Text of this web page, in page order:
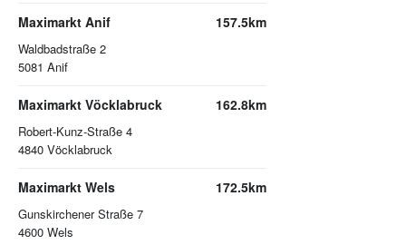
Maximarkt Anif
Waldbadstraße 2
5081 Anif
157.5km
Maximarkt Vöcklabruck
Robert-Kunz-Straße 4
4840 Vöcklabruck
162.8km
Maximarkt Wels
Gunskirchener Straße 7
4600 Wels
172.5km